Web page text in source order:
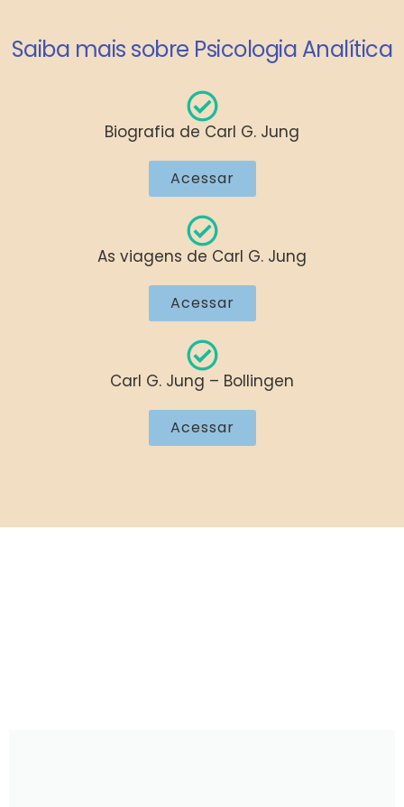
Saiba mais sobre Psicologia Analítica
Biografia de Carl G. Jung
Acessar
As viagens de Carl G. Jung
Acessar
Carl G. Jung – Bollingen
Acessar